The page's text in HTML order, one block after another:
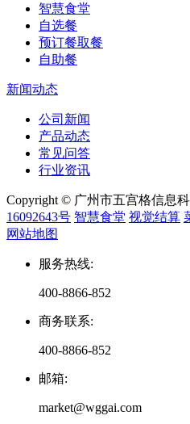
智慧食堂
自选餐
预订餐取餐
自助餐
新闻动态
公司新闻
产品动态
常见问答
行业资讯
Copyright © 广州市五宫格信息
16092643号 智慧食堂 视觉结算
网站地图
服务热线:
400-8866-852
商务联系:
400-8866-852
邮箱:
market@wggai.com